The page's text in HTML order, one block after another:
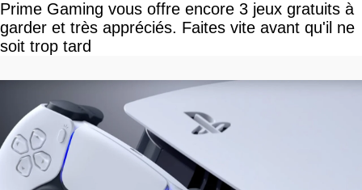
Prime Gaming vous offre encore 3 jeux gratuits à
garder et très appréciés. Faites vite avant qu'il ne
soit trop tard